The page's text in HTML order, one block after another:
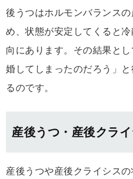
後うつはホルモンバランス
め、状態が安定してくると
向にあります。その結果と
婚してしまったのだろう」
るのです。
産後うつ・産後クラ
産後うつや産後クライシス